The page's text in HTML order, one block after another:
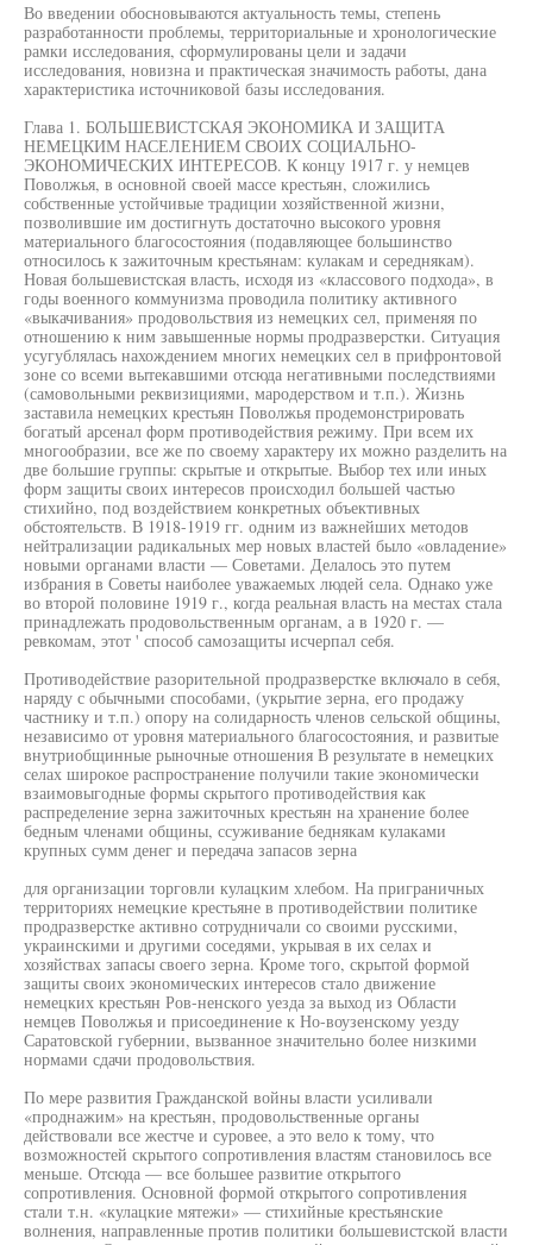
Во введении обосновываются актуальность темы, степень
разработанности проблемы, территориальные и хронологические
рамки исследования, сформулированы цели и задачи
исследования, новизна и практическая значимость работы, дана
характеристика источниковой базы исследования.
Глава 1. БОЛЬШЕВИСТСКАЯ ЭКОНОМИКА И ЗАЩИТА
НЕМЕЦКИМ НАСЕЛЕНИЕМ СВОИХ СОЦИАЛЬНО-
ЭКОНОМИЧЕСКИХ ИНТЕРЕСОВ. К концу 1917 г. у немцев
Поволжья, в основной своей массе крестьян, сложились
собственные устойчивые традиции хозяйственной жизни,
позволившие им достигнуть достаточно высокого уровня
материального благосостояния (подавляющее большинство
относилось к зажиточным крестьянам: кулакам и середнякам).
Новая большевистская власть, исходя из «классового подхода», в
годы военного коммунизма проводила политику активного
«выкачивания» продовольствия из немецких сел, применяя по
отношению к ним завышенные нормы продразверстки. Ситуация
усугублялась нахождением многих немецких сел в прифронтовой
зоне со всеми вытекавшими отсюда негативными последствиями
(самовольными реквизициями, мародерством и т.п.). Жизнь
заставила немецких крестьян Поволжья продемонстрировать
богатый арсенал форм противодействия режиму. При всем их
многообразии, все же по своему характеру их можно разделить на
две большие группы: скрытые и открытые. Выбор тех или иных
форм защиты своих интересов происходил большей частью
стихийно, под воздействием конкретных объективных
обстоятельств. В 1918-1919 гг. одним из важнейших методов
нейтрализации радикальных мер новых властей было «овладение»
новыми органами власти — Советами. Делалось это путем
избрания в Советы наиболее уважаемых людей села. Однако уже
во второй половине 1919 г., когда реальная власть на местах стала
принадлежать продовольственным органам, а в 1920 г. —
ревкомам, этот ' способ самозащиты исчерпал себя.
Противодействие разорительной продразверстке включало в себя,
наряду с обычными способами, (укрытие зерна, его продажу
частнику и т.п.) опору на солидарность членов сельской общины,
независимо от уровня материального благосостояния, и развитые
внутриобщинные рыночные отношения В результате в немецких
селах широкое распространение получили такие экономически
взаимовыгодные формы скрытого противодействия как
распределение зерна зажиточных крестьян на хранение более
бедным членами общины, ссуживание беднякам кулаками
крупных сумм денег и передача запасов зерна
для организации торговли кулацким хлебом. На приграничных
территориях немецкие крестьяне в противодействии политике
продразверстке активно сотрудничали со своими русскими,
украинскими и другими соседями, укрывая в их селах и
хозяйствах запасы своего зерна. Кроме того, скрытой формой
защиты своих экономических интересов стало движение
немецких крестьян Ров-ненского уезда за выход из Области
немцев Поволжья и присоединение к Но-воузенскому уезду
Саратовской губернии, вызванное значительно более низкими
нормами сдачи продовольствия.
По мере развития Гражданской войны власти усиливали
«проднажим» на крестьян, продовольственные органы
действовали все жестче и суровее, а это вело к тому, что
возможностей скрытого сопротивления властям становилось все
меньше. Отсюда — все большее развитие открытого
сопротивления. Основной формой открытого сопротивления
стали т.н. «кулацкие мятежи» — стихийные крестьянские
волнения, направленные против политики большевистской власти